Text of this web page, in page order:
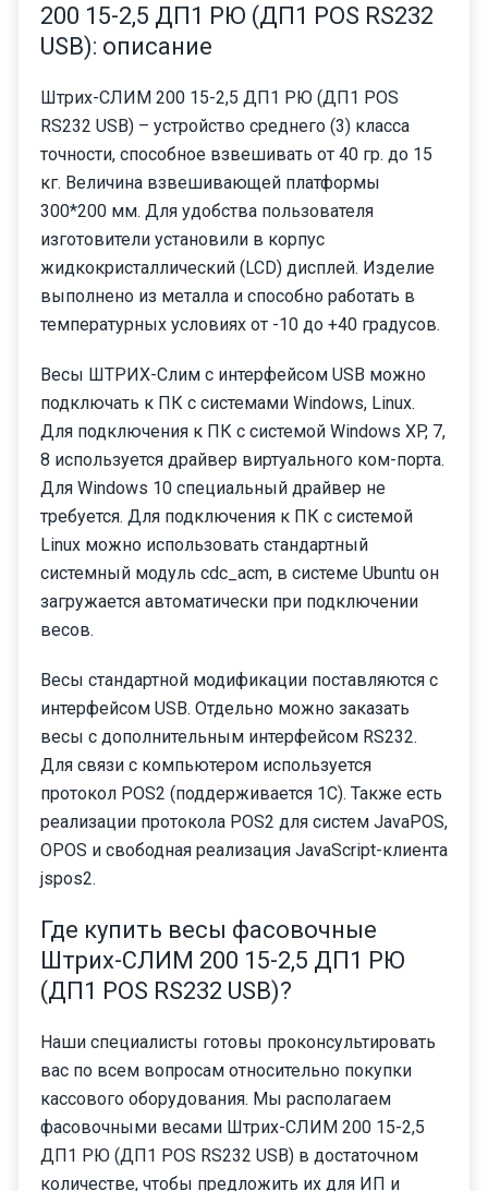
200 15-2,5 ДП1 РЮ (ДП1 POS RS232
USB): описание
Штрих-СЛИМ 200 15-2,5 ДП1 РЮ (ДП1 POS
RS232 USB) – устройство среднего (3) класса
точности, способное взвешивать от 40 гр. до 15
кг. Величина взвешивающей платформы
300*200 мм. Для удобства пользователя
изготовители установили в корпус
жидкокристаллический (LCD) дисплей. Изделие
выполнено из металла и способно работать в
температурных условиях от -10 до +40 градусов.
Весы ШТРИХ-Слим с интерфейсом USB можно
подключать к ПК с системами Windows, Linux.
Для подключения к ПК с системой Windows XP, 7,
8 используется драйвер виртуального ком-порта.
Для Windows 10 специальный драйвер не
требуется. Для подключения к ПК с системой
Linux можно использовать стандартный
системный модуль cdc_acm, в системе Ubuntu он
загружается автоматически при подключении
весов.
Весы стандартной модификации поставляются с
интерфейсом USB. Отдельно можно заказать
весы с дополнительным интерфейсом RS232.
Для связи с компьютером используется
протокол POS2 (поддерживается 1С). Также есть
реализации протокола POS2 для систем JavaPOS,
OPOS и свободная реализация JavaScript-клиента
jspos2.
Где купить весы фасовочные
Штрих-СЛИМ 200 15-2,5 ДП1 РЮ
(ДП1 POS RS232 USB)?
Наши специалисты готовы проконсультировать
вас по всем вопросам относительно покупки
кассового оборудования. Мы располагаем
фасовочными весами Штрих-СЛИМ 200 15-2,5
ДП1 РЮ (ДП1 POS RS232 USB) в достаточном
количестве, чтобы предложить их для ИП и